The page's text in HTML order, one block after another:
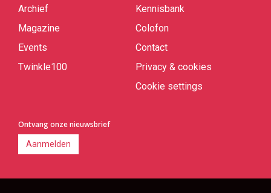
Archief
Magazine
Events
Twinkle100
Kennisbank
Colofon
Contact
Privacy & cookies
Cookie settings
Ontvang onze nieuwsbrief
Aanmelden